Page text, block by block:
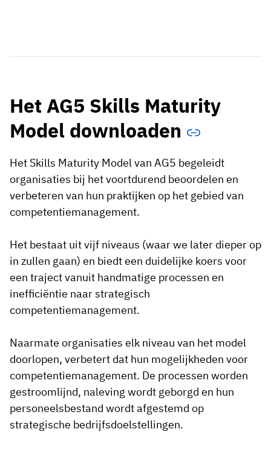
Het AG5 Skills Maturity
Model downloaden
Het Skills Maturity Model van AG5 begeleidt
organisaties bij het voortdurend beoordelen en
verbeteren van hun praktijken op het gebied van
competentiemanagement.
Het bestaat uit vijf niveaus (waar we later dieper op
in zullen gaan) en biedt een duidelijke koers voor
een traject vanuit handmatige processen en
inefficiëntie naar strategisch
competentiemanagement.
Naarmate organisaties elk niveau van het model
doorlopen, verbetert dat hun mogelijkheden voor
competentiemanagement. De processen worden
gestroomlijnd, naleving wordt geborgd en hun
personeelsbestand wordt afgestemd op
strategische bedrijfsdoelstellingen.